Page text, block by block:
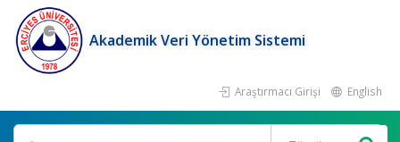
Akademik Veri Yönetim Sistemi
Araştırmacı Girişi English
Ara